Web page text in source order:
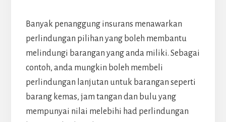
Banyak penanggung insurans menawarkan
perlindungan pilihan yang boleh membantu
melindungi barangan yang anda miliki. Sebagai
contoh, anda mungkin boleh membeli
perlindungan lanjutan untuk barangan seperti
barang kemas, jam tangan dan bulu yang
mempunyai nilai melebihi had perlindungan